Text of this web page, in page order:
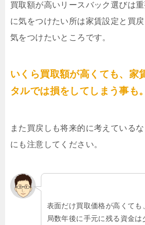
買取額が高いリースバック選びは
に気をつけたい所は家賃設定と買
気をつけたいところです。
いくら買取額が高くても、家
タルでは損をしてしまう事も。
また買戻しも将来的に考えている
にも注意してください。
表面だけ買取価格が高くて
局数年後に手元に残る資金